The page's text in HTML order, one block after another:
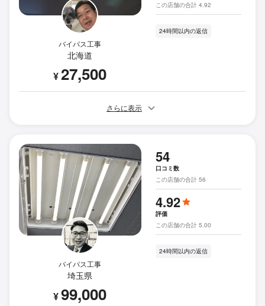
バイパス工事
北海道
¥27,500
この店舗の合計 4.92
24時間以内の返信
さらに表示
バイパス工事
埼玉県
¥99,000
54
口コミ数
この店舗の合計 56
4.92
評価
この店舗の合計 5.00
24時間以内の返信